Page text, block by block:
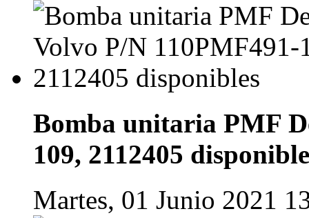
Bomba unitaria PMF
109, 2112405
Martes, 01 Junio 2021